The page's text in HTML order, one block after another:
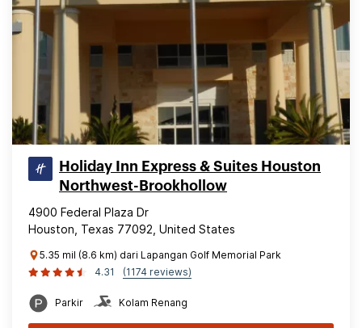
Holiday Inn Express & Suites Houston
Northwest-Brookhollow
4900 Federal Plaza Dr
Houston, Texas 77092, United States
5.35 mil (8.6 km) dari Lapangan Golf Memorial Park
4.31
(1174 reviews)
Parkir Kolam Renang